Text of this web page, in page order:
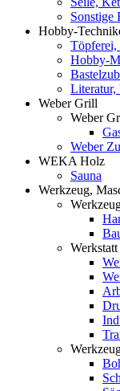
Sonstige
Hobby-
Töpferei,
Hobby-
Literatur,
Weber Grill
Weber
Weber
WEKA Holz
Sauna
Werkzeug,
Werkstatt